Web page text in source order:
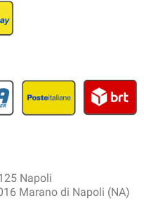
Napoli
Marano di Napoli (NA)